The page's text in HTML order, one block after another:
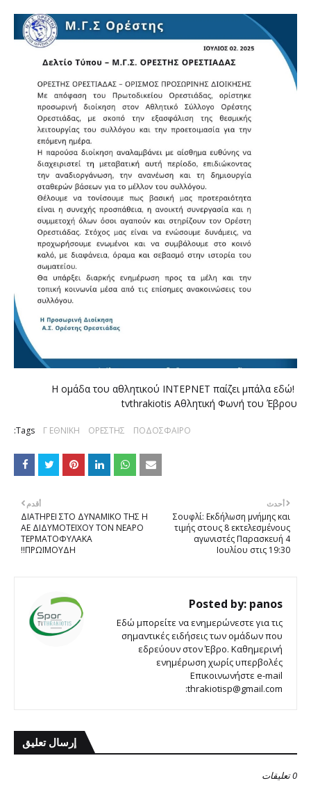
Η ομάδα του αθλητικού ΙΝΤΕΡΝΕΤ παίζει μπάλα εδώ!
tvthrakiotis Αθλητική Φωνή του Έβρου
Tags: Γ ΕΘΝΙΚΗ ΟΡΕΣΤΗΣ ΠΟΔΟΣΦΑΙΡΟ
أحدث
Σουφλί: Εκδήλωση μνήμης και
τιμής στους 8 εκτελεσμένους
αγωνιστές Παρασκευή 4
Ιουλίου στις 19:30
أقدم
ΔΙΑΤΗΡΕΙ ΣΤΟ ΔΥΝΑΜΙΚΟ ΤΗΣ Η
ΑΕ ΔΙΔΥΜΟΤΕΙΧΟΥ ΤΟΝ ΝΕΑΡΟ
ΤΕΡΜΑΤΟΦΥΛΑΚΑ
ΠΡΩΪΜΟΥΔΗ!!
Posted by: panos
Εδώ μπορείτε να ενημερώνεστε για τις
σημαντικές ειδήσεις των ομάδων που
εδρεύουν στον Έβρο. Καθημερινή
ενημέρωση χωρίς υπερβολές
Επικοινωνήστε e-mail
:thrakiotisp@gmail.com
إرسال تعليق
0 تعليقات